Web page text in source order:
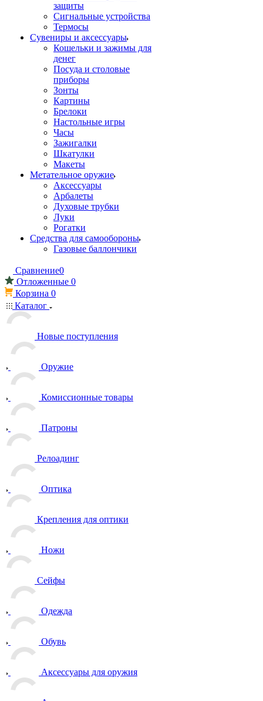
защиты
Сигнальные устройства
Термосы
Сувениры и аксессуары
Кошельки и зажимы для
денег
Посуда и столовые
приборы
Зонты
Картины
Брелоки
Настольные игры
Часы
Зажигалки
Шкатулки
Макеты
Метательное оружие
Аксессуары
Арбалеты
Духовые трубки
Луки
Рогатки
Средства для самообороны
Газовые баллончики
Сравнение0
Отложенные 0
Корзина 0
Каталог
Новые поступления
Оружие
Комиссионные товары
Патроны
Релоадинг
Оптика
Крепления для оптики
Ножи
Сейфы
Одежда
Обувь
Аксессуары для оружия